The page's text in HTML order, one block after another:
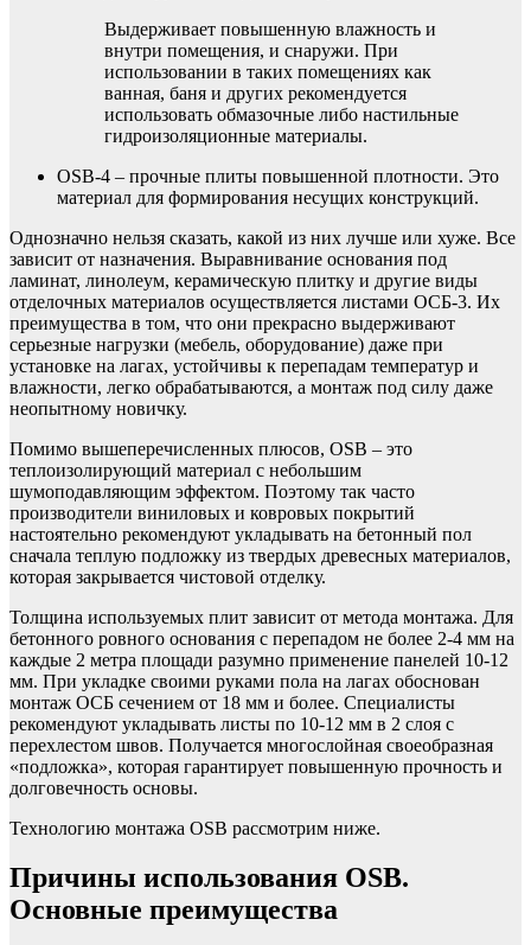
Выдерживает повышенную влажность и
внутри помещения, и снаружи. При
использовании в таких помещениях как
ванная, баня и других рекомендуется
использовать обмазочные либо настильные
гидроизоляционные материалы.
OSB-4 – прочные плиты повышенной плотности. Это
материал для формирования несущих конструкций.
Однозначно нельзя сказать, какой из них лучше или хуже. Все
зависит от назначения. Выравнивание основания под
ламинат, линолеум, керамическую плитку и другие виды
отделочных материалов осуществляется листами ОСБ-3. Их
преимущества в том, что они прекрасно выдерживают
серьезные нагрузки (мебель, оборудование) даже при
установке на лагах, устойчивы к перепадам температур и
влажности, легко обрабатываются, а монтаж под силу даже
неопытному новичку.
Помимо вышеперечисленных плюсов, OSB – это
теплоизолирующий материал с небольшим
шумоподавляющим эффектом. Поэтому так часто
производители виниловых и ковровых покрытий
настоятельно рекомендуют укладывать на бетонный пол
сначала теплую подложку из твердых древесных материалов,
которая закрывается чистовой отделку.
Толщина используемых плит зависит от метода монтажа. Для
бетонного ровного основания с перепадом не более 2-4 мм на
каждые 2 метра площади разумно применение панелей 10-12
мм. При укладке своими руками пола на лагах обоснован
монтаж ОСБ сечением от 18 мм и более. Специалисты
рекомендуют укладывать листы по 10-12 мм в 2 слоя с
перехлестом швов. Получается многослойная своеобразная
«подложка», которая гарантирует повышенную прочность и
долговечность основы.
Технологию монтажа OSB рассмотрим ниже.
Причины использования OSB.
Основные преимущества